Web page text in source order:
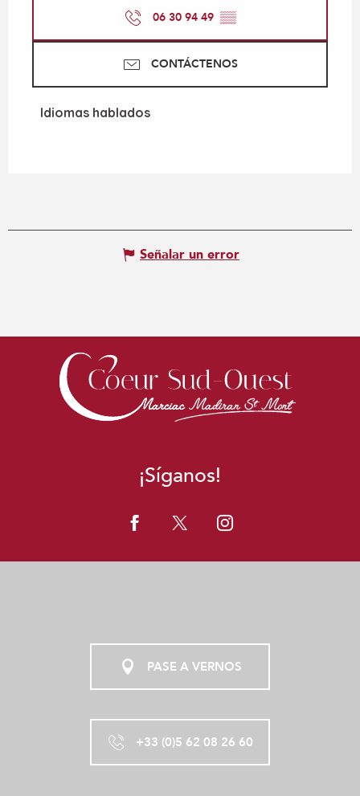
06 30 94 49 ▒▒
CONTÁCTENOS
Idiomas hablados
Idiomas hablados
Señalar un error
¡Síganos!
PASE A VERNOS
+33 (0)5 62 08 26 60